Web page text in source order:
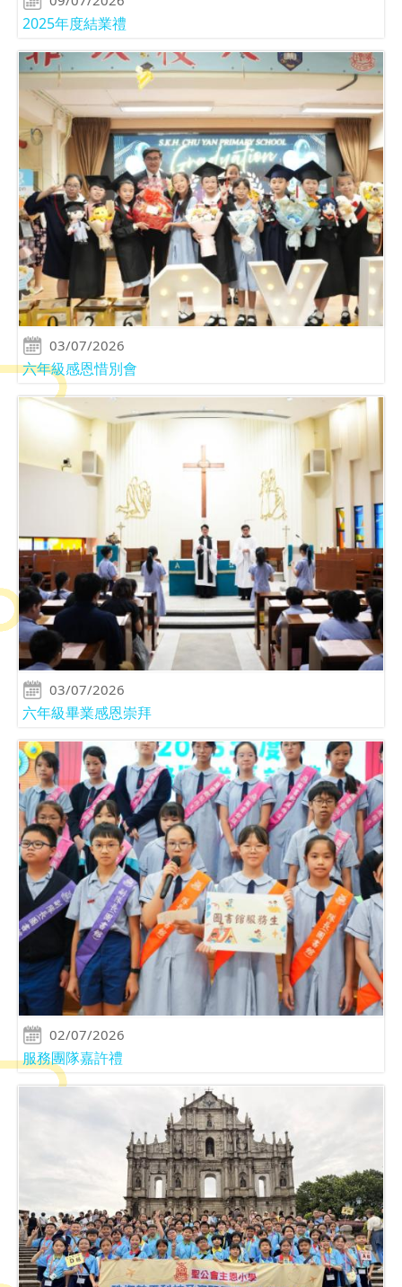
2025年度結業禮
03/07/2026
六年級感恩惜別會
03/07/2026
六年級畢業感恩崇拜
02/07/2026
服務團隊嘉許禮